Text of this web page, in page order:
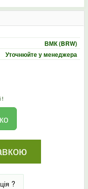
ВМК (BRW)
Уточнюйте у менеджера
!
?